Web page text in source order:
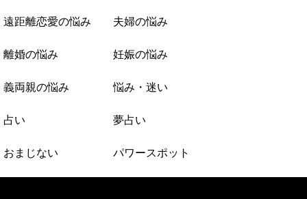
遠距離恋愛の悩み 夫婦の悩み
離婚の悩み 妊娠の悩み
義両親の悩み 悩み・迷い
占い 夢占い
おまじない パワースポット